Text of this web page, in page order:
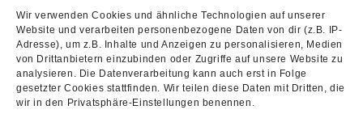
Wir verwenden Cookies und ähnliche Technologien auf unserer
Website und verarbeiten personenbezogene Daten von dir (z.B. IP-
Adresse), um z.B. Inhalte und Anzeigen zu personalisieren, Medien
von Drittanbietern einzubinden oder Zugriffe auf unsere Website zu
analysieren. Die Datenverarbeitung kann auch erst in Folge
gesetzter Cookies stattfinden. Wir teilen diese Daten mit Dritten, die
wir in den Privatsphäre-Einstellungen benennen.